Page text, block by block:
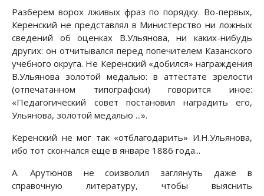
Разберем ворох лживых фраз по порядку. Во-первых,
Керенский не представлял в Министерство ни ложных
сведений об оценках В.Ульянова, ни каких-нибудь
других: он отчитывался перед попечителем Казанского
учебного округа. Нe Керенский «добился» награждения
В.Ульянова золотой медалью: в аттестате зрелости
(отпечатанном типографски) говорится иное:
«Педагогический совет постановил наградить его,
Ульянова, золотой медалью ...».
Керенский не мог так «отблагодарить» И.Н.Ульянова,
ибо тот скончался еще в январе 1886 года...
А. Арутюнов не соизволил заглянуть даже в
справочную литературу, чтобы выяснить